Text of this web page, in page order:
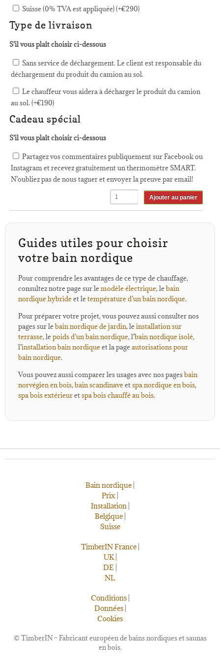
Suisse (0% TVA est appliquée) (+€290)
Type de livraison
S’il vous plaît choisir ci-dessous
Sans service de déchargement. Le client est responsable du
déchargement du produit du camion au sol.
Le chauffeur vous aidera à décharger le produit du camion
au sol. (+€190)
Cadeau spécial
S’il vous plaît choisir ci-dessous
Partagez vos commentaires publiquement sur Facebook ou
Instagram et recevez gratuitement un thermomètre SMART.
N’oubliez pas de nous taguer et envoyer la preuve par email!
Ajouter au panier
Guides utiles pour choisir
votre bain nordique
Pour comprendre les avantages de ce type de chauffage,
consultez notre page sur lemodèle électrique, lebain
nordique hybrideet letempérature d’un bain nordique.
Pour préparer votre projet, vous pouvez aussi consulter nos
pages sur lebain nordique de jardin, leinstallation sur
terrasse, lepoids d’un bain nordique, l’bain nordique isolé,
l’installation bain nordiqueet la pageautorisations pour
bain nordique.
Vous pouvez aussi comparer les usages avec nos pagesbain
norvégien en bois,bain scandinaveetspa nordique en bois,
spa bois extérieuretspa bois chauffé au bois.
Bain nordique
Prix
Installation|
Belgique|
Suisse
TimberIN France|
UK|
DE
NL
Conditions|
Données|
Cookies
© TimberIN – Fabricant européen de bains nordiques et saunas
en bois.